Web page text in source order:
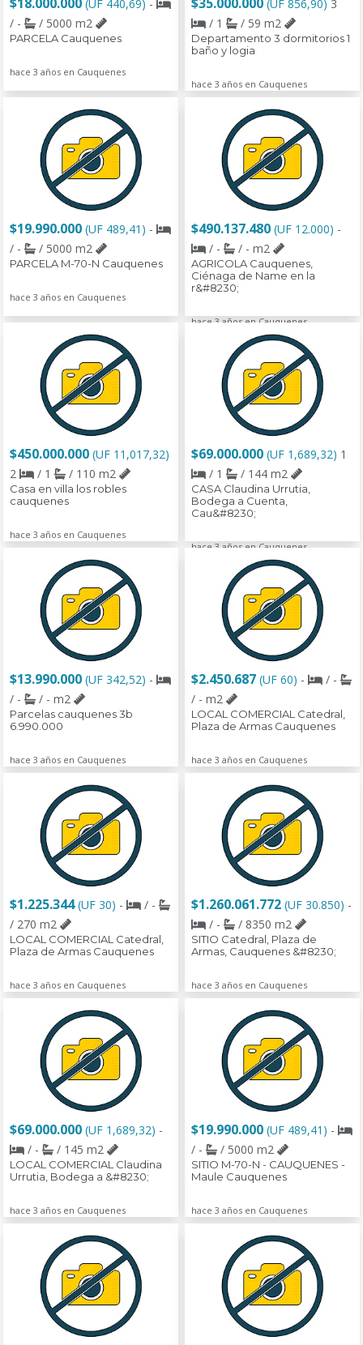
(UF 440,69) -
/ -
/ 5000 m2
PARCELA Cauquenes
hace 3 años en Cauquenes
(UF 856,90) 3
/ 1
/ 59 m2
Departamento 3 dormitorios 1
baño y logia
hace 3 años en Cauquenes
$19.990.000 (UF 489,41) -
/ -
/ 5000 m2
PARCELA M-70-N Cauquenes
hace 3 años en Cauquenes
$490.137.480 (UF 12.000) -
/ -
/ - m2
AGRICOLA Cauquenes,
Ciénaga de Name en la
r&#8230;
hace 3 años en Cauquenes
$450.000.000 (UF 11,017,32)
2
/ 1 / 110 m2
Casa en villa los robles
cauquenes
hace 3 años en Cauquenes
$69.000.000 (UF 1,689,32) 1
/ 1
/ 144 m2
CASA Claudina Urrutia,
Bodega a Cuenta,
Cau&#8230;
hace 3 años en Cauquenes
$13.990.000 (UF 342,52) -
/ -
/ - m2
Parcelas cauquenes 3b
6.990.000
hace 3 años en Cauquenes
$2.450.687 (UF 60) -
/ -
/ - m2
LOCAL COMERCIAL Catedral,
Plaza de Armas Cauquenes
hace 3 años en Cauquenes
$1.225.344(UF 30) -
/ -
/ 270 m2
LOCAL COMERCIAL Catedral,
Plaza de Armas Cauquenes
hace 3 años en Cauquenes
$1.260.061.772 (UF 30.850) -
/ -
/ 8350 m2
SITIO Catedral, Plaza de
Armas, Cauquenes &#8230;
hace 3 años en Cauquenes
$69.000.000 (UF 1,689,32) -
/ -
/ 145 m2
LOCAL COMERCIAL Claudina
Urrutia, Bodega a &#8230;
hace 3 años en Cauquenes
$19.990.000 (UF 489,41) -
/ -
/ 5000 m2
SITIO M-70-N - CAUQUENES -
Maule Cauquenes
hace 3 años en Cauquenes